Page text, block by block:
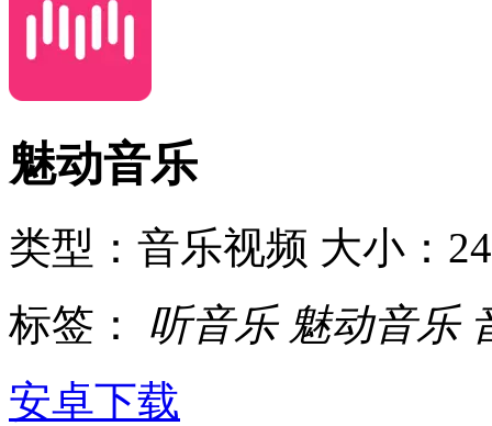
魅动音乐
类型：音乐视频 大小：
标签： 听音乐 魅动音乐
安卓下载